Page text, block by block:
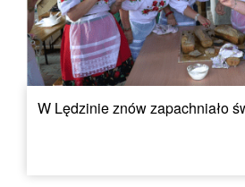
W Lędzinie znów zapachniało